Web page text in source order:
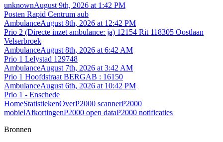
unknownAugust 9th, 2026 at 1:42 PM
Posten Rapid Centrum aub
AmbulanceAugust 8th, 2026 at 12:42 PM
Prio 2 (Directe inzet ambulance: ja) 12154 Rit 118305 Oostlaan
Velserbroek
AmbulanceAugust 8th, 2026 at 6:42 AM
Prio 1 Lelystad 129748
AmbulanceAugust 7th, 2026 at 3:42 AM
Prio 1 Hoofdstraat BERGAB : 16150
AmbulanceAugust 6th, 2026 at 10:42 PM
Prio 1 - Enschede
HomeStatistiekenOverP2000 scannerP2000
mobielAfkortingenP2000 open dataP2000 notificaties
Bronnen